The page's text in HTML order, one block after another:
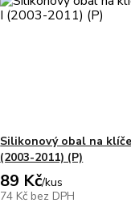
Silikonový obal na
(2003-2011) (P)
89 Kč/kus
74 Kč bez DPH